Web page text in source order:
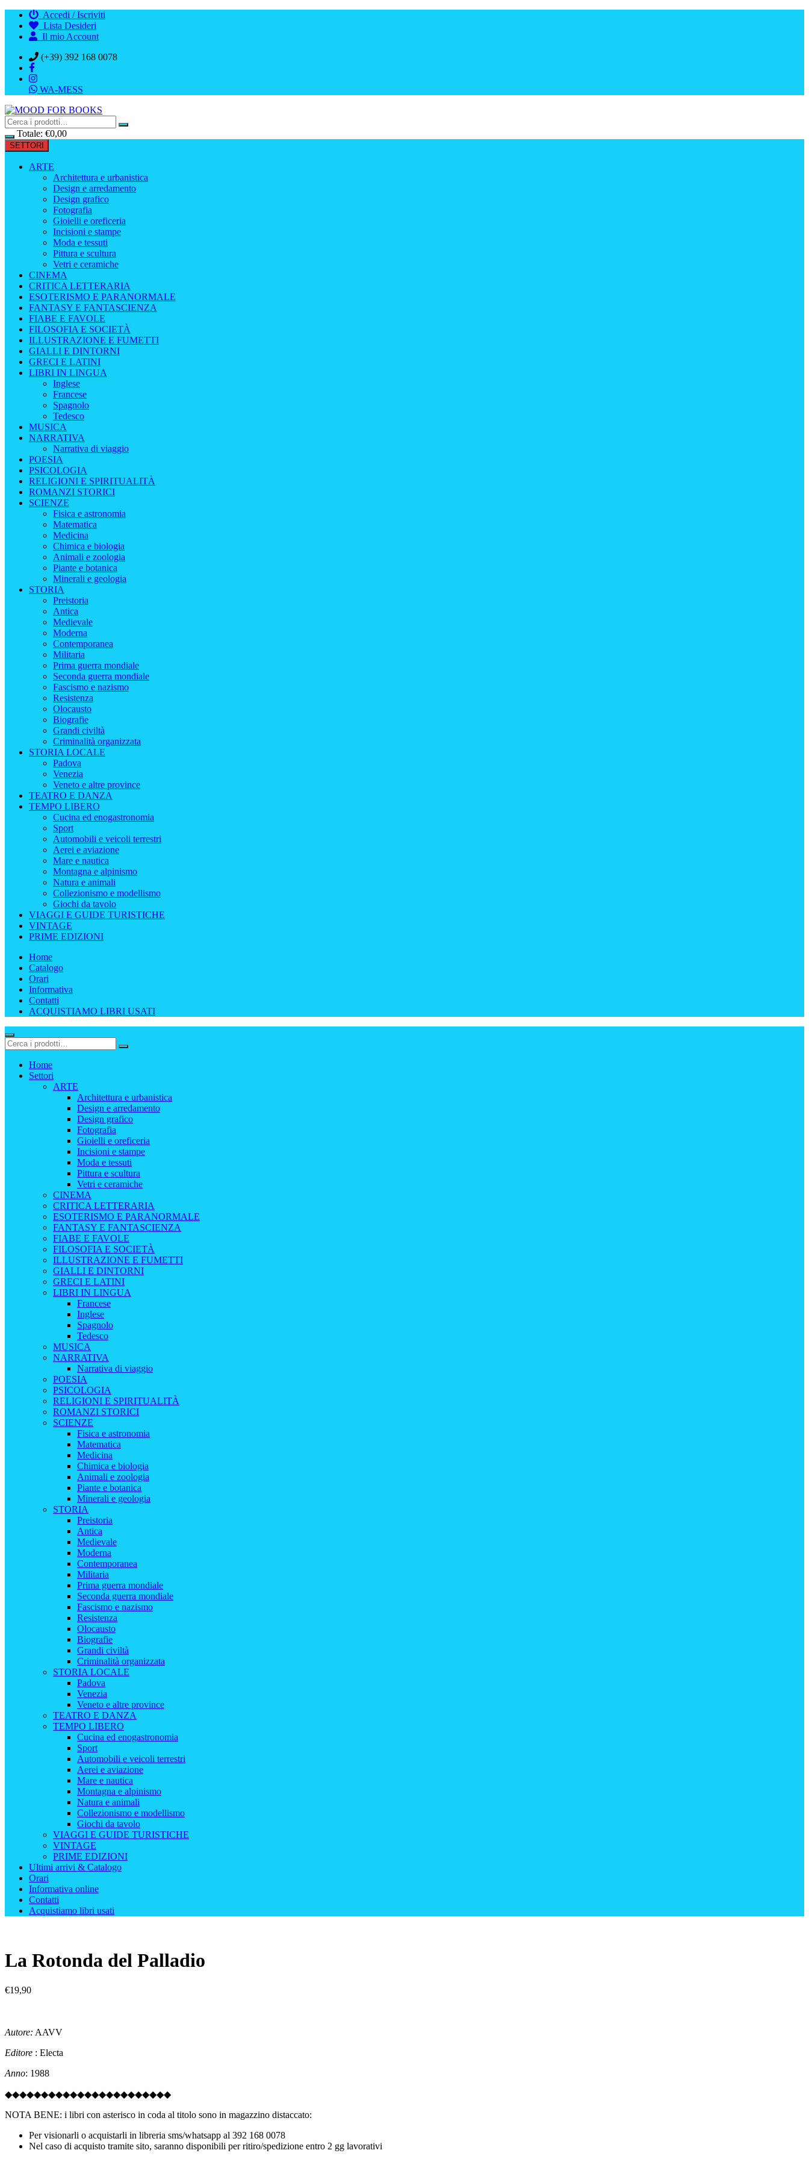
contenuto
Accedi / Iscriviti
Lista Desideri
Il mio Account
(+39) 392 168 0078
WA-MESS
Totale: €0,00
SETTORI
ARTE
Architettura e urbanistica
Design e arredamento
Design grafico
Fotografia
Gioielli e oreficeria
Incisioni e stampe
Moda e tessuti
Pittura e scultura
Vetri e ceramiche
CINEMA
CRITICA LETTERARIA
ESOTERISMO E PARANORMALE
FANTASY E FANTASCIENZA
FIABE E FAVOLE
FILOSOFIA E SOCIETÀ
ILLUSTRAZIONE E FUMETTI
GIALLI E DINTORNI
GRECI E LATINI
LIBRI IN LINGUA
Inglese
Francese
Spagnolo
Tedesco
MUSICA
NARRATIVA
Narrativa di viaggio
POESIA
PSICOLOGIA
RELIGIONI E SPIRITUALITÀ
ROMANZI STORICI
SCIENZE
Fisica e astronomia
Matematica
Medicina
Chimica e biologia
Animali e zoologia
Piante e botanica
Minerali e geologia
STORIA
Preistoria
Antica
Medievale
Moderna
Contemporanea
Militaria
Prima guerra mondiale
Seconda guerra mondiale
Fascismo e nazismo
Resistenza
Olocausto
Biografie
Grandi civiltà
Criminalità organizzata
STORIA LOCALE
Padova
Venezia
Veneto e altre province
TEATRO E DANZA
TEMPO LIBERO
Cucina ed enogastronomia
Sport
Automobili e veicoli terrestri
Aerei e aviazione
Mare e nautica
Montagna e alpinismo
Natura e animali
Collezionismo e modellismo
Giochi da tavolo
VIAGGI E GUIDE TURISTICHE
VINTAGE
PRIME EDIZIONI
Home
Catalogo
Orari
Informativa
Contatti
ACQUISTIAMO LIBRI USATI
Home
Settori
ARTE
Architettura e urbanistica
Design e arredamento
Design grafico
Fotografia
Gioielli e oreficeria
Incisioni e stampe
Moda e tessuti
Pittura e scultura
Vetri e ceramiche
CINEMA
CRITICA LETTERARIA
ESOTERISMO E PARANORMALE
FANTASY E FANTASCIENZA
FIABE E FAVOLE
FILOSOFIA E SOCIETÀ
ILLUSTRAZIONE E FUMETTI
GIALLI E DINTORNI
GRECI E LATINI
LIBRI IN LINGUA
Francese
Inglese
Spagnolo
Tedesco
MUSICA
NARRATIVA
Narrativa di viaggio
POESIA
PSICOLOGIA
RELIGIONI E SPIRITUALITÀ
ROMANZI STORICI
SCIENZE
Fisica e astronomia
Matematica
Medicina
Chimica e biologia
Animali e zoologia
Piante e botanica
Minerali e geologia
STORIA
Preistoria
Antica
Medievale
Moderna
Contemporanea
Militaria
Prima guerra mondiale
Seconda guerra mondiale
Fascismo e nazismo
Resistenza
Olocausto
Biografie
Grandi civiltà
Criminalità organizzata
STORIA LOCALE
Padova
Venezia
Veneto e altre province
TEATRO E DANZA
TEMPO LIBERO
Cucina ed enogastronomia
Sport
Automobili e veicoli terrestri
Aerei e aviazione
Mare e nautica
Montagna e alpinismo
Natura e animali
Collezionismo e modellismo
Giochi da tavolo
VIAGGI E GUIDE TURISTICHE
VINTAGE
PRIME EDIZIONI
Ultimi arrivi & Catalogo
Orari
Informativa online
Contatti
Acquistiamo libri usati
La Rotonda del Palladio
€19,90
Autore: AAVV
Editore : Electa
Anno: 1988
◆◆◆◆◆◆◆◆◆◆◆◆◆◆◆◆◆◆◆◆◆◆◆
NOTA BENE: i libri con asterisco in coda al titolo sono in magazzino distaccato:
Per visionarli o acquistarli in libreria sms/whatsapp al 392 168 0078
Nel caso di acquisto tramite sito, saranno disponibili per ritiro/spedizione entro 2 gg lavorativi